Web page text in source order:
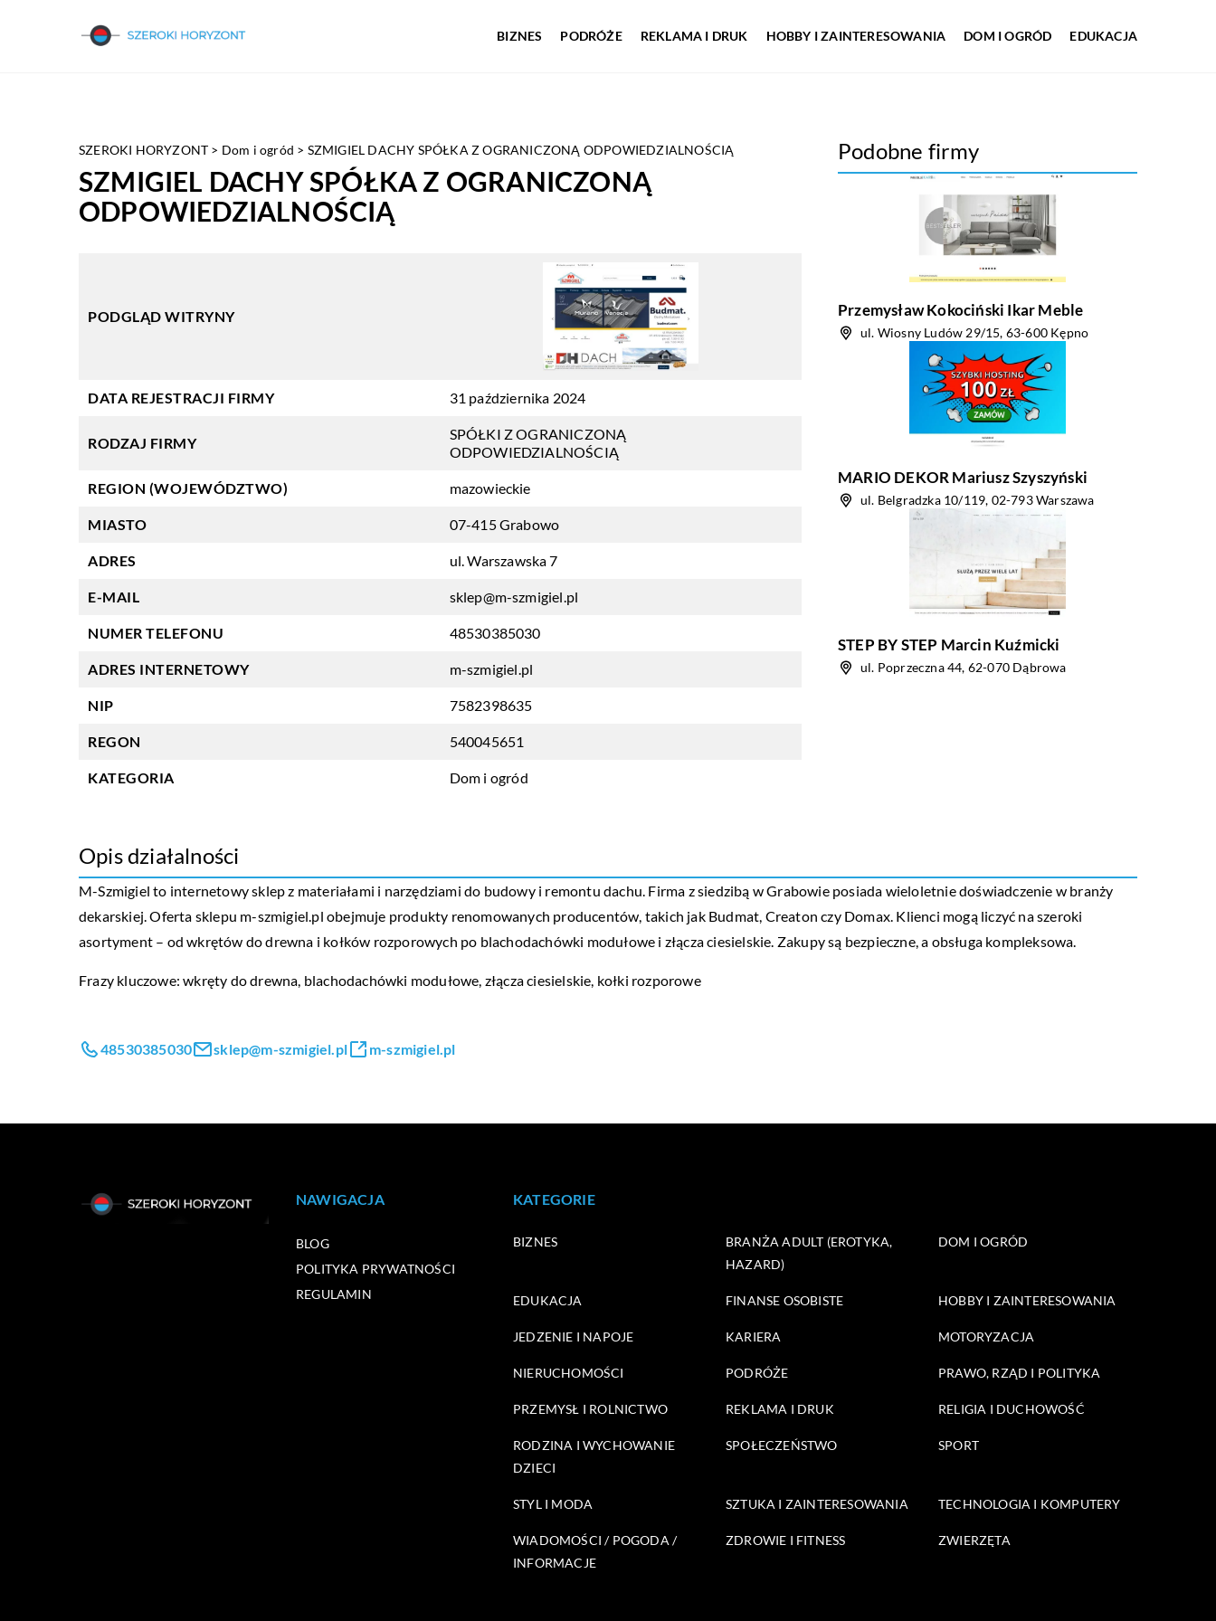
BIZNES PODRÓŻE REKLAMA I DRUK HOBBY I ZAINTERESOWANIA DOM I OGRÓD EDUKACJA
SZEROKI HORYZONT > Dom i ogród > SZMIGIEL DACHY SPÓŁKA Z OGRANICZONĄ ODPOWIEDZIALNOŚCIĄ
SZMIGIEL DACHY SPÓŁKA Z OGRANICZONĄ
ODPOWIEDZIALNOŚCIĄ
PODGLĄD WITRYNY
DATA REJESTRACJI FIRMY 31 października 2024
RODZAJ FIRMY
SPÓŁKI Z OGRANICZONĄ
ODPOWIEDZIALNOŚCIĄ
REGION (WOJEWÓDZTWO) mazowieckie
MIASTO 07-415 Grabowo
ADRES ul. Warszawska 7
E-MAIL sklep@m-szmigiel.pl
NUMER TELEFONU 48530385030
ADRES INTERNETOWY m-szmigiel.pl
NIP 7582398635
REGON 540045651
KATEGORIA Dom i ogród
Podobne firmy
Przemysław Kokociński Ikar Meble
ul. Wiosny Ludów 29/15, 63-600 Kępno
MARIO DEKOR Mariusz Szyszyński
ul. Belgradzka 10/119, 02-793 Warszawa
STEP BY STEP Marcin Kuźmicki
ul. Poprzeczna 44, 62-070 Dąbrowa
Opis działalności
M-Szmigiel to internetowy sklep z materiałami i narzędziami do budowy i remontu dachu. Firma z siedzibą w Grabowie posiada wieloletnie doświadczenie w branży
dekarskiej. Oferta sklepu m-szmigiel.pl obejmuje produkty renomowanych producentów, takich jak Budmat, Creaton czy Domax. Klienci mogą liczyć na szeroki
asortyment – od wkrętów do drewna i kołków rozporowych po blachodachówki modułowe i złącza ciesielskie. Zakupy są bezpieczne, a obsługa kompleksowa.
Frazy kluczowe: wkręty do drewna, blachodachówki modułowe, złącza ciesielskie, kołki rozporowe
48530385030 sklep@m-szmigiel.pl m-szmigiel.pl
NAWIGACJA
BLOG
POLITYKA PRYWATNOŚCI
REGULAMIN
KATEGORIE
BIZNES
BRANŻA ADULT (EROTYKA,
HAZARD)
DOM I OGRÓD
EDUKACJA FINANSE OSOBISTE HOBBY I ZAINTERESOWANIA
JEDZENIE I NAPOJE KARIERA MOTORYZACJA
NIERUCHOMOŚCI PODRÓŻE PRAWO, RZĄD I POLITYKA
PRZEMYSŁ I ROLNICTWO REKLAMA I DRUK RELIGIA I DUCHOWOŚĆ
RODZINA I WYCHOWANIE
DZIECI
SPOŁECZEŃSTWO SPORT
STYL I MODA SZTUKA I ZAINTERESOWANIA TECHNOLOGIA I KOMPUTERY
WIADOMOŚCI / POGODA /
INFORMACJE
ZDROWIE I FITNESS ZWIERZĘTA